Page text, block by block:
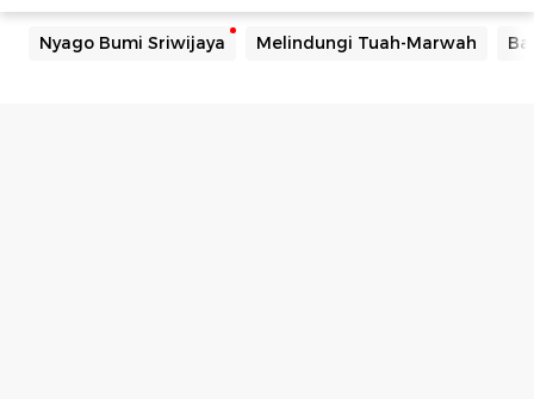
Nyago Bumi Sriwijaya Melindungi Tuah-Marwah